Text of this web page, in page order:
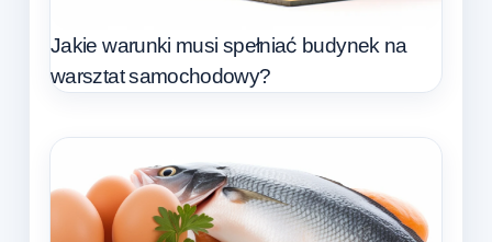
Jakie warunki musi spełniać budynek na
warsztat samochodowy?